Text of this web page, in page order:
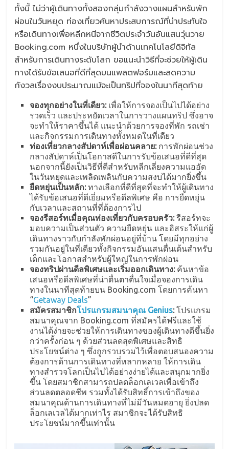
ทั้งนี้ ไม่ว่าผู้เดินทางทั้งสองกลุ่มกำลังวางแผนสำหรับพัก
ผ่อนในวันหยุด ท่องเที่ยวค้นหาประสบการณ์ที่น่าประทับใจ
หรือเดินทางเพื่อหลีกหนีจากชีวิตประจำวันอันแสนวุ่นวาย
Booking.com หนึ่งในบริษัทผู้นำด้านเทคโนโลยีดิจิทัล
สำหรับการเดินทางระดับโลก ขอแนะนำวิธีที่จะช่วยให้ผู้เดิน
ทางได้รับข้อเสนอที่ดีที่สุดบนแพลตฟอร์มและลดความ
กังวลเรื่องงบประมาณแม้จะเป็นทริปที่จองในนาทีสุดท้าย
จองทุกอย่างในที่เดียว:เพื่อให้การจองเป็นไปได้อย่าง
รวดเร็ว และประหยัดเวลาในการวางแผนทริป ซึ่งอาจ
จะทำให้ราคาขึ้นได้ แนะนำด้วยการจองที่พัก รถเช่า
และกิจกรรมการเดินทางทั้งหมดในที่เดียว
ท่องเที่ยวกลางสัปดาห์เพื่อผ่อนคลาย:การพักผ่อนช่วง
กลางสัปดาห์เป็นโอกาสดีในการรับข้อเสนอที่ดีที่สุด
นอกจากนี้ยังเป็นวิธีที่ดีสำหรับหลีกเลี่ยงความแออัด
ในวันหยุดและเพลิดเพลินกับความสงบได้มากยิ่งขึ้น
ยืดหยุ่นเป็นหลัก:ทางเลือกที่ดีที่สุดที่จะทำให้ผู้เดินทาง
ได้รับข้อเสนอที่ดีเยี่ยมหรือดีลพิเศษ คือ การยืดหยุ่น
กับเวลาและสถานที่ที่ต้องการไป
จองรีสอร์ทเมื่อคุณท่องเที่ยวกับครอบครัว:รีสอร์ทจะ
มอบความเป็นส่วนตัว ความยืดหยุ่น และอิสระให้แก่ผู้
เดินทางราวกับกำลังพักผ่อนอยู่ที่บ้าน โดยมีทุกอย่าง
รวมกันอยู่ในที่เดียวทั้งกิจกรรมอันแสนตื่นเต้นสำหรับ
เด็กและโอกาสสำหรับผู้ใหญ่ในการพักผ่อน
จองทริปผ่านดีลพิเศษและเริ่มออกเดินทาง:ค้นหาข้อ
เสนอหรือดีลพิเศษที่น่าตื่นตาตื่นใจเมื่อจองการเดิน
ทางในนาทีสุดท้ายบน Booking.com โดยการค้นหา
“Getaway Deals”
สมัครสมาชิกโปรแกรมสมนาคุณ Genius:โปรแกรม
สมนาคุณจาก Booking.com ที่สมัครได้ฟรีและใช้
งานได้ง่ายจะช่วยให้การเดินทางของผู้เดินทางดีขึ้นยิ่ง
กว่าครั้งก่อน ๆ ด้วยส่วนลดสุดพิเศษและสิทธิ
ประโยชน์ต่าง ๆ ซึ่งถูกรวบรวมไว้เพื่อตอบสนองความ
ต้องการด้านการเดินทางที่หลากหลาย ให้การเดิน
ทางสำรวจโลกเป็นไปได้อย่างง่ายได้และสนุกมากยิ่ง
ขึ้น โดยสมาชิกสามารถปลดล็อกเลเวลเพื่อเข้าถึง
ส่วนลดตลอดชีพ รวมทั้งได้รับสิทธิ์การเข้าถึงของ
สมนาคุณด้านการเดินทางที่ไม่มีวันหมดอายุ ยิ่งปลด
ล็อกเลเวลได้มากเท่าไร สมาชิกจะได้รับสิทธิ
ประโยชน์มากขึ้นเท่านั้น